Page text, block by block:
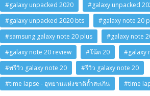
#galaxy unpacked 2020
#galaxy unpacked
#galaxy unpacked 2020 bts
#galaxy note 20
#samsung galaxy note 20 plus
#galaxy note
#galaxy note 20 review
#โน้ต 20
#galaxy
#พรีวิว galaxy note 20
#รีวิว galaxy note 20
#time lapse - อุทยานแห่งชาติถ้ำสะเกิน
#time